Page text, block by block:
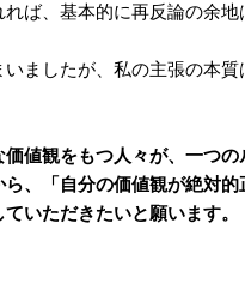
ば、基本的に再反論の余地
ましたが、私の主張の本
値観をもつ人々が、一つ
、「自分の価値観が絶対
いただきたいと願います。